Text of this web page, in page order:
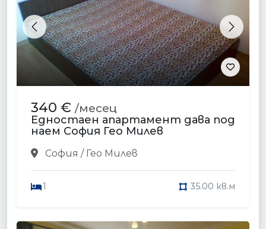
Previous Next
340 € /месец
Едностаен апартамент дава под
наем София Гео Милев
София / Гео Милев
1 35.00 кв.м